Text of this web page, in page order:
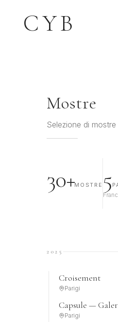
CYB
Mostre
Selezione di
30+MOSTRE 5
2025
Croisement
Parigi
Capsule —
Parigi